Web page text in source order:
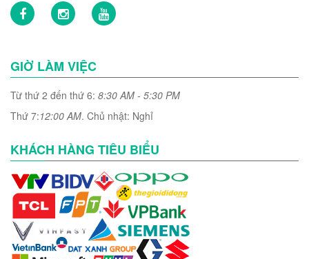
GIỜ LÀM VIỆC
Từ thứ 2 đến thứ 6: 8:30 AM - 5:30 PM
Thứ 7:12:00 AM. Chủ nhật: Nghỉ
KHÁCH HÀNG TIÊU BIỂU